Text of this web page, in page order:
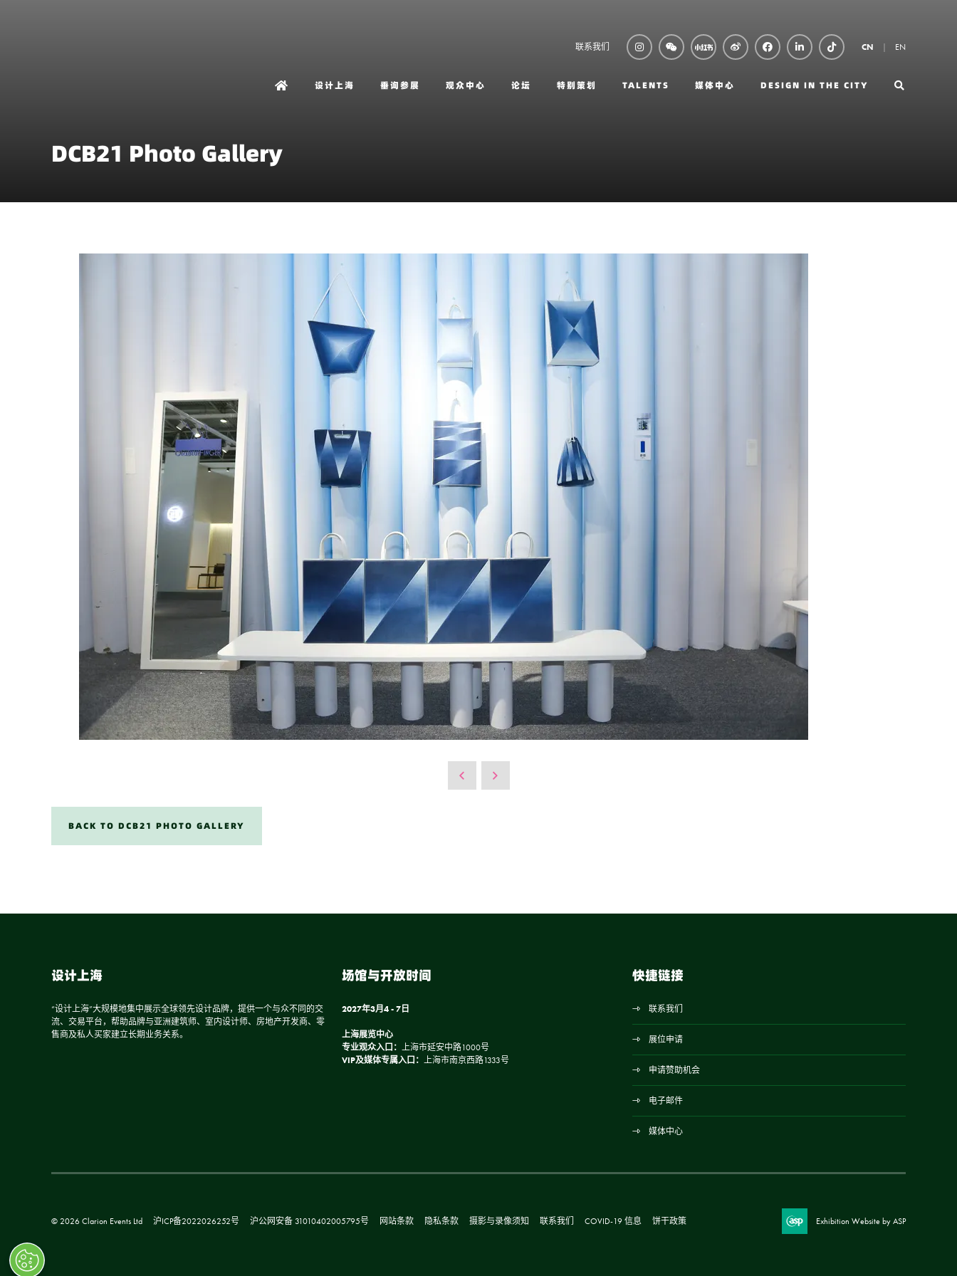
联系我们 CN EN
设计上海 垂询参展 观众中心 论坛 特别策划 TALENTS 媒体中心 DESIGN IN THE CITY
DCB21 Photo Gallery
BACK TO DCB21 PHOTO GALLERY
设计上海
“设计上海”大规模地集中展示全球领先设计品牌，提供一个与众不同的交
流、交易平台，帮助品牌与亚洲建筑师、室内设计师、房地产开发商、零
售商及私人买家建立长期业务关系。
场馆与开放时间
2027年3月4 - 7日
上海展览中心
专业观众入口： 上海市延安中路1000号
VIP及媒体专属入口： 上海市南京西路1333号
快捷链接
联系我们
展位申请
申请赞助机会
电子邮件
媒体中心
© 2026 Clarion Events Ltd 沪ICP备2022026252号 沪公网安备 31010402005795号 网站条款 隐私条款 摄影与录像须知 联系我们 COVID-19 信息 饼干政策 Exhibition Website by ASP